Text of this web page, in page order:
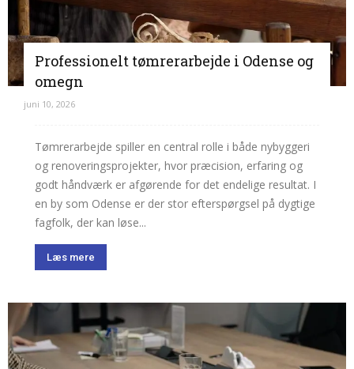
Professionelt tømrerarbejde i Odense og
omegn
juni 10, 2026
Tømrerarbejde spiller en central rolle i både nybyggeri
og renoveringsprojekter, hvor præcision, erfaring og
godt håndværk er afgørende for det endelige resultat. I
en by som Odense er der stor efterspørgsel på dygtige
fagfolk, der kan løse...
Læs mere